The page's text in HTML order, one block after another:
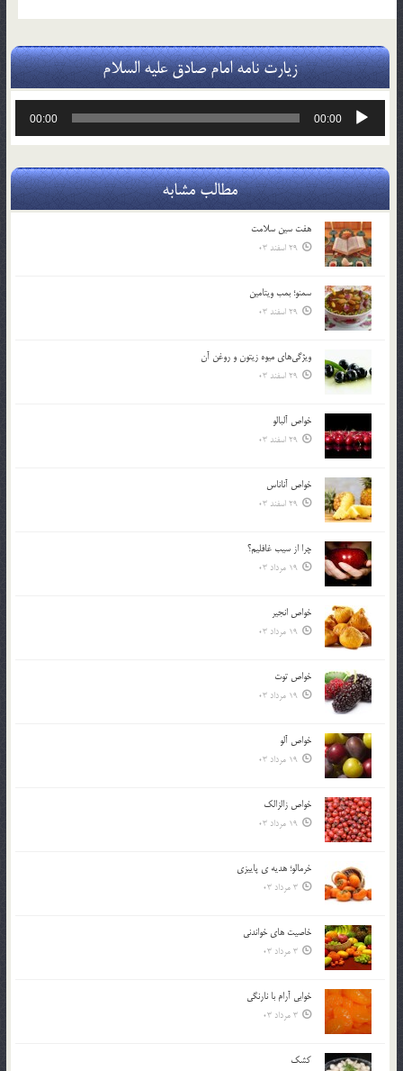
زیارت نامه امام صادق علیه السلام
پخش‌کننده
00:00
00:00
مطالب مشابه
هفت سين سلامت
29 اسفند 03
سمنو؛ بمب ويتامين
29 اسفند 03
ويژگي‌هاي ميوه زيتون و روغن آن
29 اسفند 03
خواص آلبالو
29 اسفند 03
خواص آناناس
29 اسفند 03
چرا از سيب غافليم؟
19 مرداد 03
خواص انجير
19 مرداد 03
خواص توت
19 مرداد 03
خواص آلو
19 مرداد 03
خواص زالزالک
19 مرداد 03
خرمالو؛ هديه ي پاييزي
3 مرداد 03
خاصيت هاي خواندني
3 مرداد 03
خوابي آرام با نارنگي
3 مرداد 03
کشک